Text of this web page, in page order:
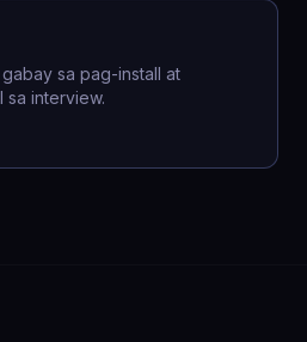
sa pag-install at
sa interview.